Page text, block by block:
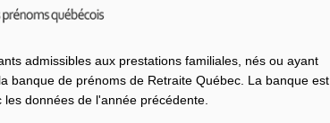
admissibles aux prestations familiales, nés ou ayant
banque de prénoms de Retraite Québec. La banque est
données de l'année précédente.